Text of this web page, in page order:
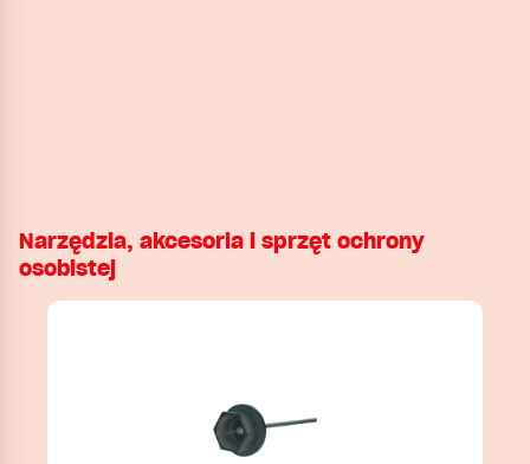
Narzędzia, akcesoria i sprzęt ochrony
osobistej